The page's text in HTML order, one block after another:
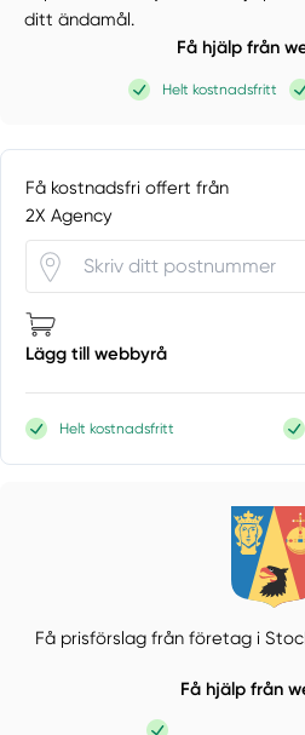
ditt ändamål.
Få hjälp från
Helt kostnadsfritt
Få kostnadsfri offert från
2X Agency
Lägg till webbyrå
Helt kostnadsfritt
Få prisförslag från företag i
Få hjälp från